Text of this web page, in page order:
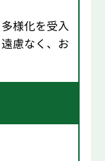
様化を受入
慮なく、お